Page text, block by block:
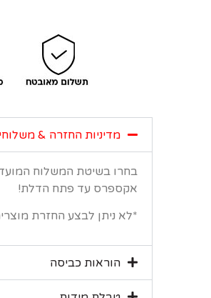
מדיניות החזרה &
בחרו בשיטת המשלוח
אקספרס עד פתח הדלת!
*לא ניתן לבצע החזרת
הוראות כביסה